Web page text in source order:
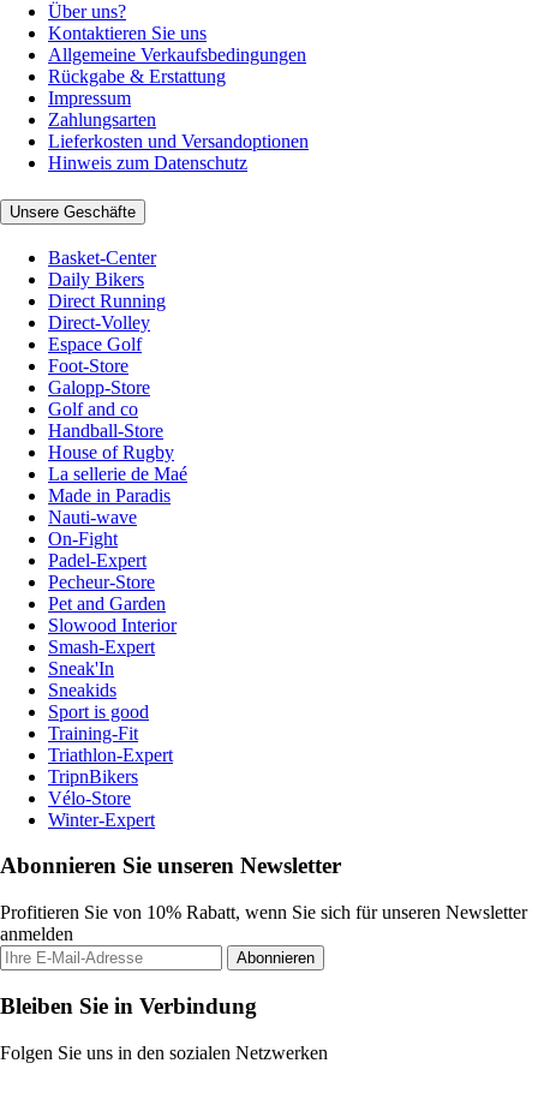
Über uns?
Kontaktieren Sie uns
Allgemeine Verkaufsbedingungen
Rückgabe & Erstattung
Impressum
Zahlungsarten
Lieferkosten und Versandoptionen
Hinweis zum Datenschutz
Unsere Geschäfte
Basket-Center
Daily Bikers
Direct Running
Direct-Volley
Espace Golf
Foot-Store
Galopp-Store
Golf and co
Handball-Store
House of Rugby
La sellerie de Maé
Made in Paradis
Nauti-wave
On-Fight
Padel-Expert
Pecheur-Store
Pet and Garden
Slowood Interior
Smash-Expert
Sneak'In
Sneakids
Sport is good
Training-Fit
Triathlon-Expert
TripnBikers
Vélo-Store
Winter-Expert
Abonnieren Sie unseren Newsletter
Profitieren Sie von 10% Rabatt, wenn Sie sich für unseren Newsletter
anmelden
Abonnieren
Bleiben Sie in Verbindung
Folgen Sie uns in den sozialen Netzwerken